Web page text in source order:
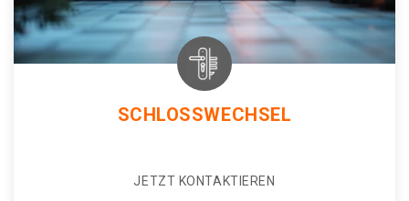
SCHLOSSWECHSEL
JETZT KONTAKTIEREN